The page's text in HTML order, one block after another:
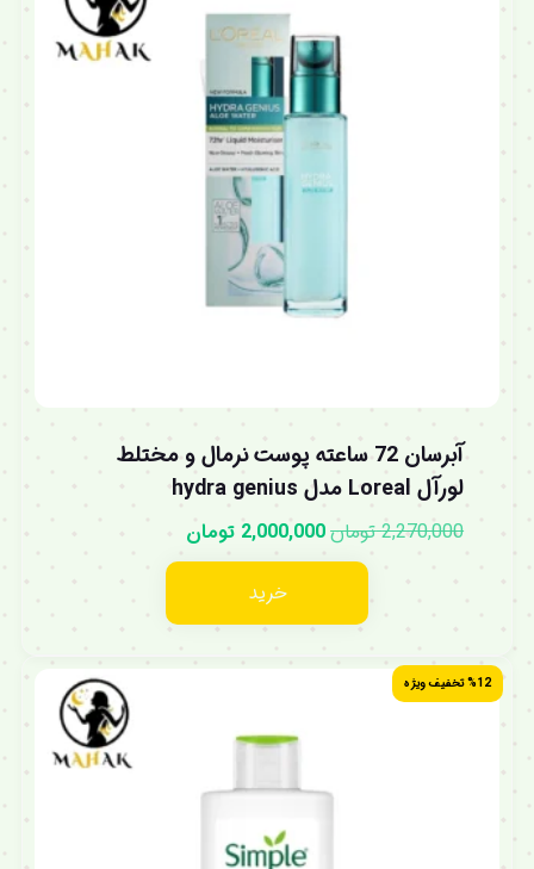
آبرسان 72 ساعته پوست نرمال و مختلط
لورآل Loreal مدل hydra genius
2,270,000 تومان2,000,000 تومان
خرید
%12 تخفیف ویژه